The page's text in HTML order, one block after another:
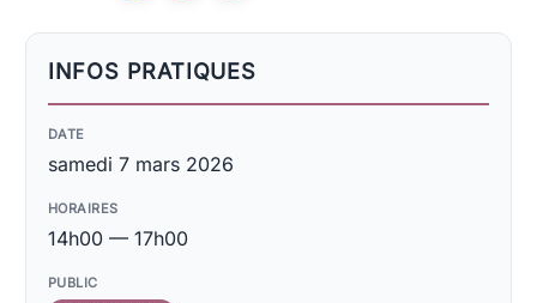
INFOS PRATIQUES
DATE
samedi 7 mars 2026
HORAIRES
14h00 —17h00
PUBLIC